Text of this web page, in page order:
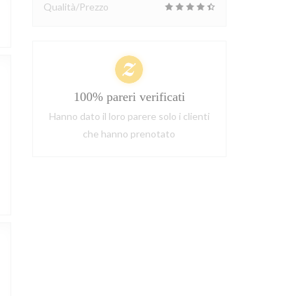
Qualità/Prezzo
100% pareri verificati
Hanno dato il loro parere solo i clienti
che hanno prenotato